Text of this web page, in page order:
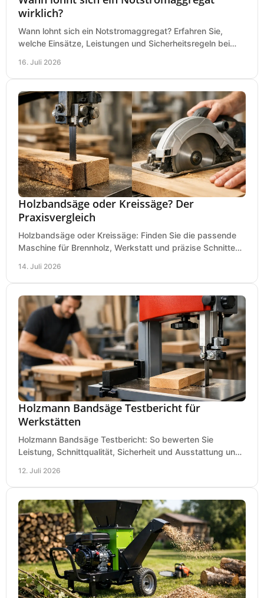
wirklich?
Wann lohnt sich ein Notstromaggregat? Erfahren Sie,
welche Einsätze, Leistungen und Sicherheitsregeln bei
16. Juli 2026
Holzbandsäge oder Kreissäge? Der
Praxisvergleich
Holzbandsäge oder Kreissäge: Finden Sie die passende
Maschine für Brennholz, Werkstatt und präzise Schnitte
14. Juli 2026
Holzmann Bandsäge Testbericht für
Werkstätten
Holzmann Bandsäge Testbericht: So bewerten Sie
Leistung, Schnittqualität, Sicherheit und Ausstattung und
12. Juli 2026